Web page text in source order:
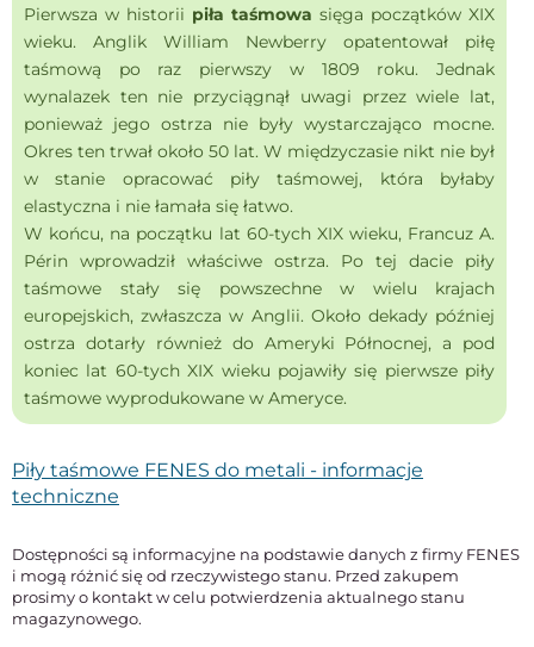
Pierwsza w historii piła taśmowa sięga początków XIX
wieku. Anglik William Newberry opatentował piłę
taśmową po raz pierwszy w 1809 roku. Jednak
wynalazek ten nie przyciągnął uwagi przez wiele lat,
ponieważ jego ostrza nie były wystarczająco mocne.
Okres ten trwał około 50 lat. W międzyczasie nikt nie był
w stanie opracować piły taśmowej, która byłaby
elastyczna i nie łamała się łatwo.
W końcu, na początku lat 60-tych XIX wieku, Francuz A.
Périn wprowadził właściwe ostrza. Po tej dacie piły
taśmowe stały się powszechne w wielu krajach
europejskich, zwłaszcza w Anglii. Około dekady później
ostrza dotarły również do Ameryki Północnej, a pod
koniec lat 60-tych XIX wieku pojawiły się pierwsze piły
taśmowe wyprodukowane w Ameryce.
Piły taśmowe FENES do metali - informacje
techniczne
Dostępności są informacyjne na podstawie danych z firmy FENES
i mogą różnić się od rzeczywistego stanu. Przed zakupem
prosimy o kontakt w celu potwierdzenia aktualnego stanu
magazynowego.